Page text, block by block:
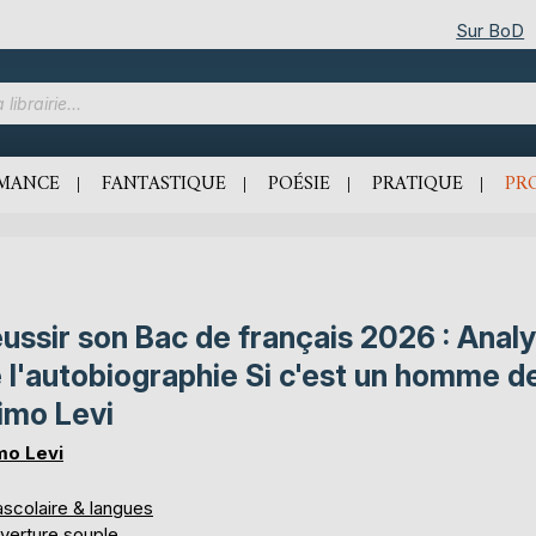
Sur BoD
FANTASTIQUE POÉSIE PRATIQUE
son Bac de français 2026 :
l'autobiographie Si c'est un homme
Levi
Levi
& langues